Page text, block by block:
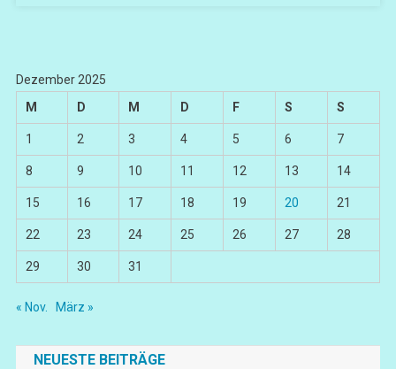
Dezember 2025
M
D M D F S S
1 2 3 4 5 6 7
8 9 10 11 12 13 14
15 16 17 18 19 20 21
22 23 24 25 26 27 28
29 30 31
« Nov. März »
NEUESTE BEITRÄGE